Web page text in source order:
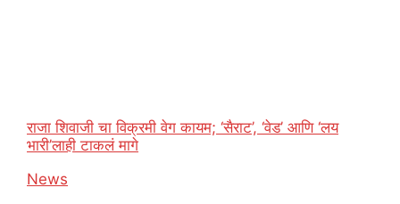
राजा शिवाजी चा विक्रमी वेग कायम; ‘सैराट’, ‘वेड’ आणि ‘लय
भारी’लाही टाकलं मागे
In relation to
News